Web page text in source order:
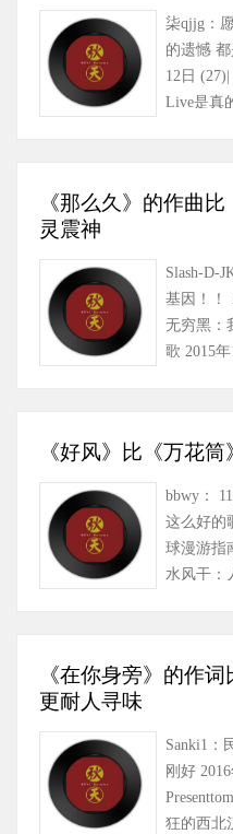
柒qjjg：
的遗憾
12日
Live是真
《那么久》的作曲
灵震神
Slash-D-
基因！！
无穷黑：
歌 2015
《好风》比《万花
bbwy：
这么好的
球漫游指
水风干：
《在你身旁》的作
更耐人寻味
Sanki1：
刚好
狂的西北